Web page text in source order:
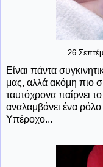
26
Είναι πάντα
μας, αλλά ακόμη πιο
ταυτόχρονα παίρνει
αναλαμβάνει ένα
Υπέροχο...